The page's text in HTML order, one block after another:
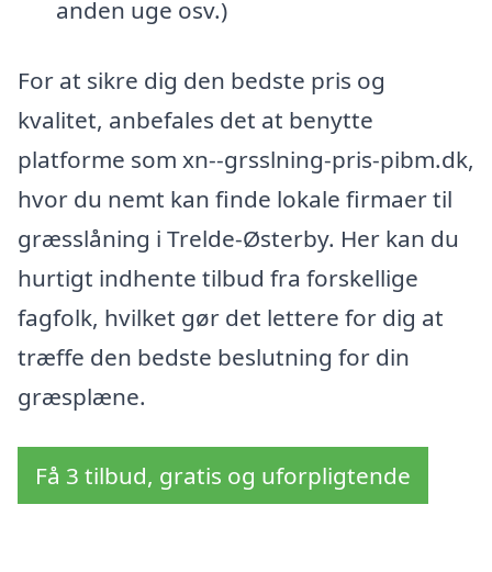
anden uge osv.)
For at sikre dig den bedste pris og
kvalitet, anbefales det at benytte
platforme som xn--grsslning-pris-pibm.dk,
hvor du nemt kan finde lokale firmaer til
græsslåning i Trelde-Østerby. Her kan du
hurtigt indhente tilbud fra forskellige
fagfolk, hvilket gør det lettere for dig at
træffe den bedste beslutning for din
græsplæne.
Få 3 tilbud, gratis og uforpligtende